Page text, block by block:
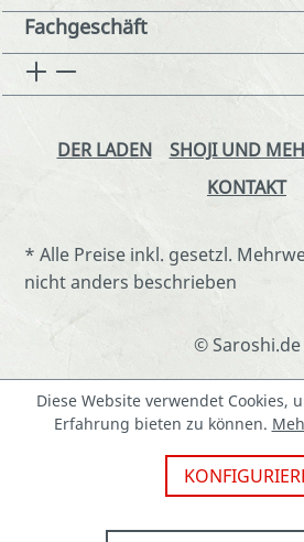
Fachgeschäft
DER LADEN SHOJI UND
KONTAKT
* Alle Preise inkl. gesetzl.
nicht anders beschrieben
© Saroshi.de
Diese Website verwendet Cookies,
Erfahrung bieten zu können.